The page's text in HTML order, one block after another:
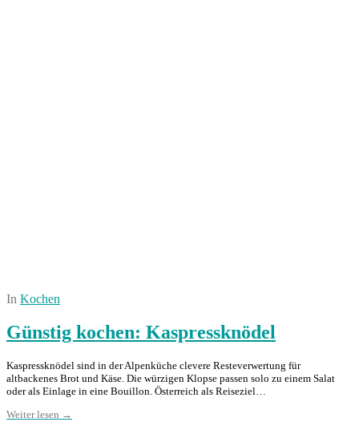
In Kochen
Günstig kochen: Kaspressknödel
Kaspressknödel sind in der Alpenküche clevere Resteverwertung für
altbackenes Brot und Käse. Die würzigen Klopse passen solo zu einem Salat
oder als Einlage in eine Bouillon. Österreich als Reiseziel…
Weiter lesen →